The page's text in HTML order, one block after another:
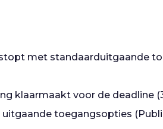
met standaarduitgaande
klaarmaakt voor de deadline
toegangsopties